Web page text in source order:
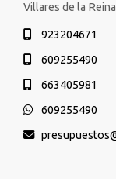
Villares de la
923204671
609255490
663405981
609255490
presupuestos